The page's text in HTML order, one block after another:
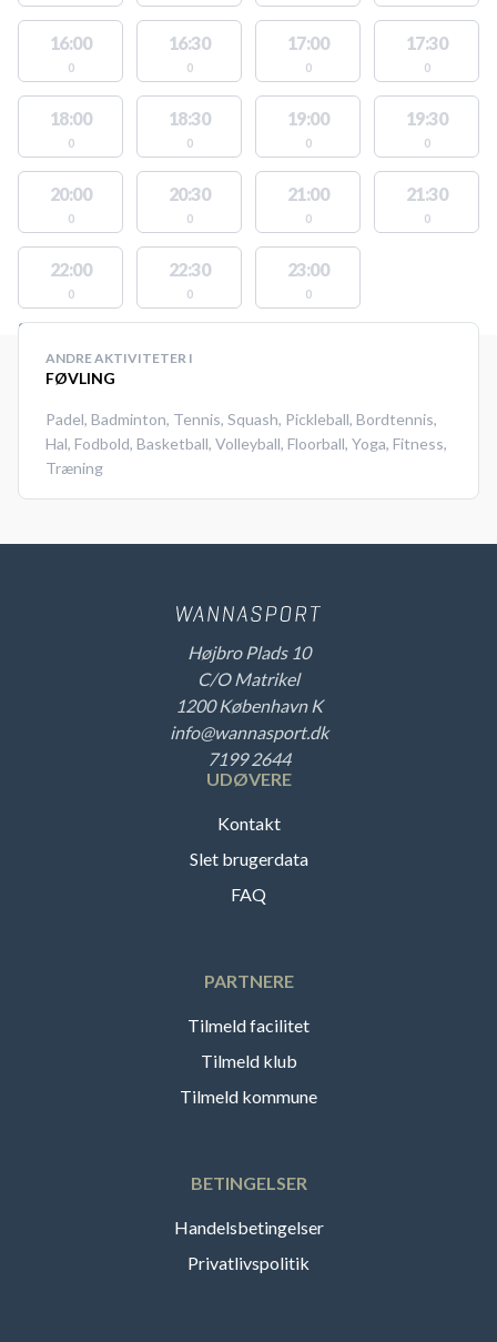
16:00
0
16:30
0
17:00
0
17:30
0
18:00
0
18:30
0
19:00
0
19:30
0
20:00
0
20:30
0
21:00
0
21:30
0
22:00
0
22:30
0
23:00
0
STEDER MED LEDIGE AKTIVITETER
ANDRE AKTIVITETER I
FØVLING
Padel, Badminton, Tennis, Squash, Pickleball, Bordtennis,
Hal, Fodbold, Basketball, Volleyball, Floorball, Yoga, Fitness,
Træning
Højbro Plads 10
C/O Matrikel
1200 København K
info@wannasport.dk
7199 2644
UDØVERE
Kontakt
Slet brugerdata
FAQ
PARTNERE
Tilmeld facilitet
Tilmeld klub
Tilmeld kommune
BETINGELSER
Handelsbetingelser
Privatlivspolitik